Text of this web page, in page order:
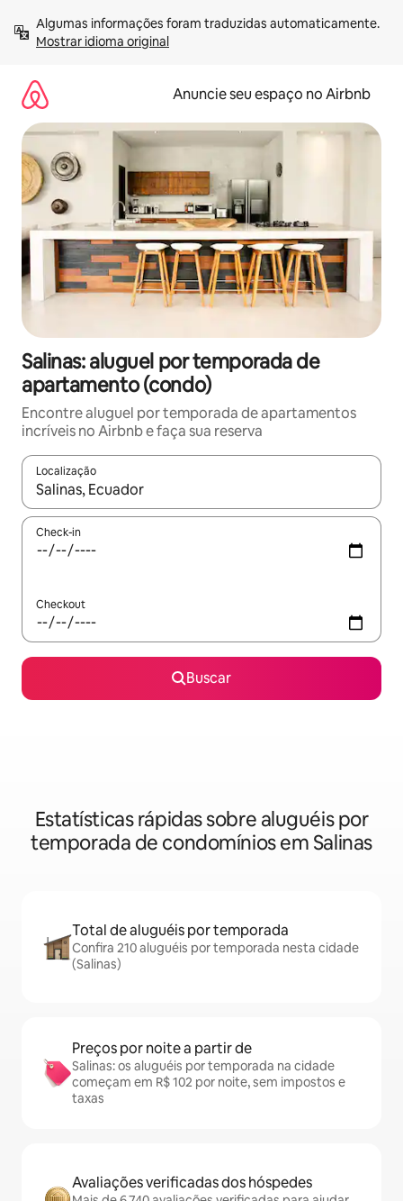
para
Mostrar idioma original
Anuncie seu espaço no Airbnb
Salinas: aluguel por temporada de
apartamento (condo)
Encontre aluguel por temporada de apartamentos
incríveis no Airbnb e faça sua reserva
Localização
Quando os resultados estiverem disponíveis, explore-os
Check-in
Checkout
Buscar
Estatísticas rápidas sobre aluguéis por
temporada de condomínios em Salinas
Total de aluguéis por temporada
Confira 210 aluguéis por temporada nesta cidade
(Salinas)
Preços por noite a partir de
Salinas: os aluguéis por temporada na cidade
começam em R$ 102 por noite, sem impostos e
taxas
Avaliações verificadas dos hóspedes